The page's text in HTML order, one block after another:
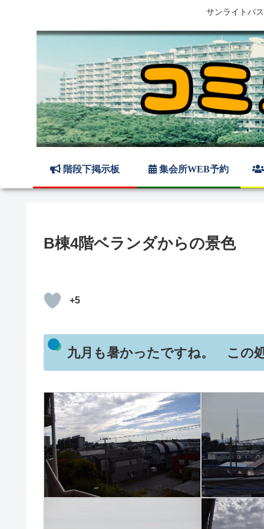
サンライトパ
階段下掲示板 集会所WEB予約
B棟4階ベランダからの景色
+5
九月も暑かったですね。 この